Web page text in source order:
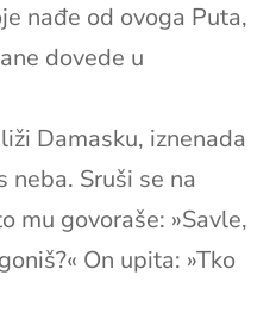
nađe od ovoga Puta,
dovede u
Damasku, iznenada
Sruši se na
mu govoraše: »Savle,
On upita: »Tko